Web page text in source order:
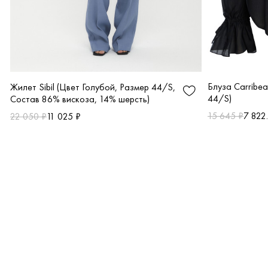
Жилет Sibil (Цвет Голубой, Размер 44/S,
Состав 86% вискоза, 14% шерсть)
22 050 ₽11 025 ₽
Блуза
44/S)
15 645 ₽7